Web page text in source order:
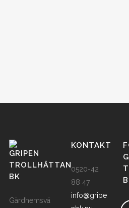
GRIPEN
TROLLHÄTTAN
BK
Gärdhemsvä
KONTAKT
0520-42
88 47
info@gripe